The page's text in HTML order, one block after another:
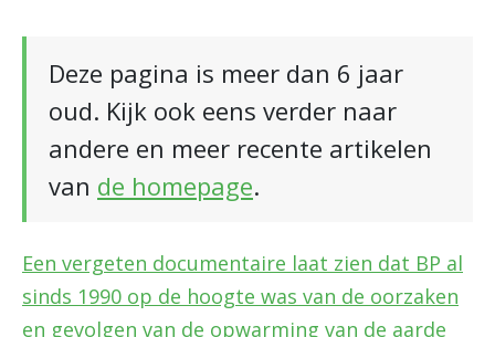
Deze pagina is meer dan 6 jaar
oud. Kijk ook eens verder naar
andere en meer recente artikelen
van de homepage.
Een vergeten documentaire laat zien dat BP al
sinds 1990 op de hoogte was van de oorzaken
en gevolgen van de opwarming van de aarde